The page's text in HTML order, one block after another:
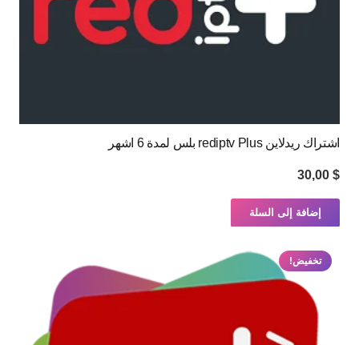
اشتراك ريدلاين rediptv Plus بلس لمدة 6 اشهر
$
إضافة إلى السلة
تخفيض!